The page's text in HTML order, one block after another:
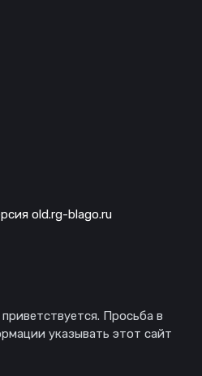
old.rg-blago.ru
Просьба в
указывать этот сайт